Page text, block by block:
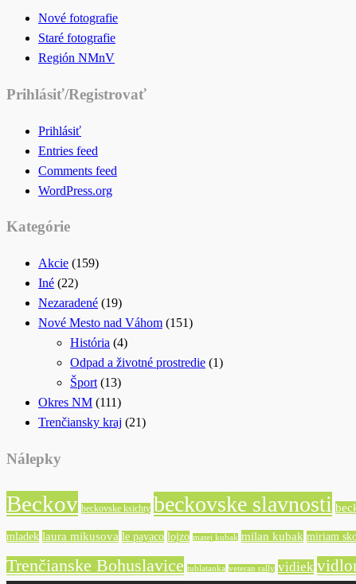
Nové fotografie
Staré fotografie
Región NMnV
Prihlásiť/Registrovať
Prihlásiť
Entries feed
Comments feed
WordPress.org
Kategórie
Akcie (159)
Iné (22)
Nezaradené (19)
Nové Mesto nad Váhom (151)
História (4)
Odpad a životné prostredie (1)
Šport (13)
Okres NM (111)
Trenčiansky kraj (21)
Nálepky
Beckov beckovske ksichty beckovske slavnosti
mladek laura mikusova le payaco lojzo matej kubak milan kubak miriam
Trenčianske Bohuslavice tublatanka veteran rally vidiek